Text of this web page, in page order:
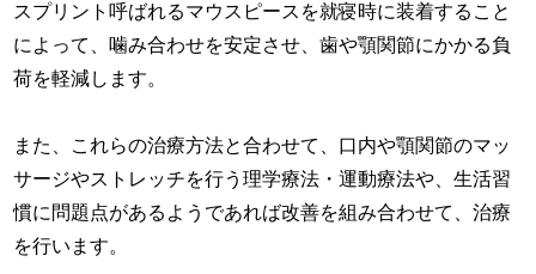
スプリント呼ばれるマウスピースを就寝時に装着すること
によって、噛み合わせを安定させ、歯や顎関節にかかる負
荷を軽減します。
また、これらの治療方法と合わせて、口内や顎関節のマッ
サージやストレッチを行う理学療法・運動療法や、生活習
慣に問題点があるようであれば改善を組み合わせて、治療
を行います。